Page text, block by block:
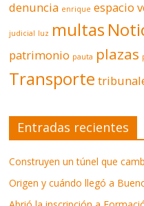
denuncia enrique espacio
judicial luz multas
patrimonio pauta plazas
Transporte
Entradas recientes
Construyen un túnel que
Origen y cuándo llegó a